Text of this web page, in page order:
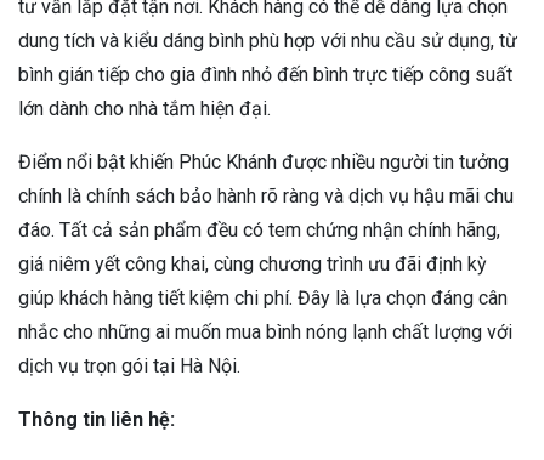
tư vấn lắp đặt tận nơi. Khách hàng có thể dễ dàng lựa chọn
dung tích và kiểu dáng bình phù hợp với nhu cầu sử dụng, từ
bình gián tiếp cho gia đình nhỏ đến bình trực tiếp công suất
lớn dành cho nhà tắm hiện đại.
Điểm nổi bật khiến Phúc Khánh được nhiều người tin tưởng
chính là chính sách bảo hành rõ ràng và dịch vụ hậu mãi chu
đáo. Tất cả sản phẩm đều có tem chứng nhận chính hãng,
giá niêm yết công khai, cùng chương trình ưu đãi định kỳ
giúp khách hàng tiết kiệm chi phí. Đây là lựa chọn đáng cân
nhắc cho những ai muốn mua bình nóng lạnh chất lượng với
dịch vụ trọn gói tại Hà Nội.
Thông tin liên hệ: